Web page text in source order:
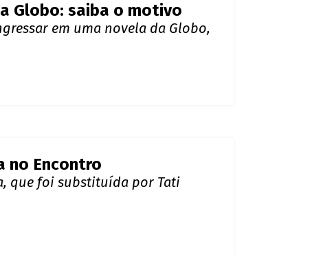
Globo: saiba o motivo
em uma novela da Globo,
no Encontro
que foi substituída por Tati